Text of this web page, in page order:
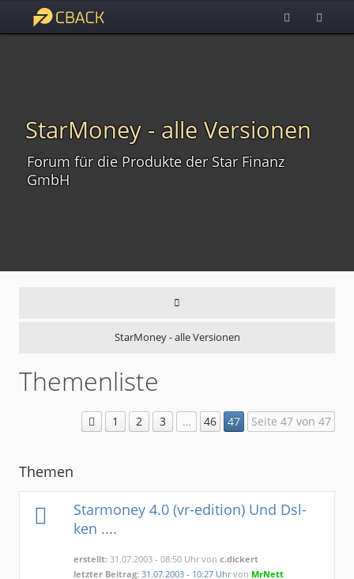
StarMoney - alle Versionen
Forum für die Produkte der Star Finanz
GmbH
StarMoney - alle Versionen
Themenliste
1 2 3 … 46 47 Seite 47 von 47
Themen
Starmoney 4.0 (vr-edition) Und Dsl-
ken ....
erstellt: 31.07.2003 - 08:50 Uhr vonc.dickert
letzter Beitrag: 31.07.2003 - 10:27 Uhrvon MrNett